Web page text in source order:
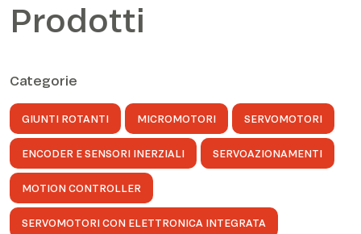
Prodotti
Categorie
GIUNTI ROTANTI MICROMOTORI SERVOMOTORI
ENCODER E SENSORI INERZIALI SERVOAZIONAMENTI
MOTION CONTROLLER
SERVOMOTORI CON ELETTRONICA INTEGRATA